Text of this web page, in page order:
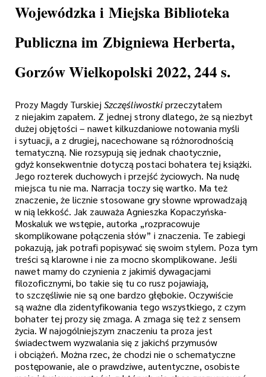
Wojewódzka i Miejska Biblioteka
Publiczna im Zbigniewa Herberta,
Gorzów Wielkopolski 2022, 244 s.
Prozy Magdy Turskiej Szczęśliwostkiprzeczytałem
z niejakim zapałem. Z jednej strony dlatego, że są niezbyt
dużej objętości – nawet kilkuzdaniowe notowania myśli
i sytuacji, a z drugiej, nacechowane są różnorodnością
tematyczną. Nie rozsypują się jednak chaotycznie,
gdyż konsekwentnie dotyczą postaci bohatera tej książki.
Jego rozterek duchowych i przejść życiowych. Na nudę
miejsca tu nie ma. Narracja toczy się wartko. Ma też
znaczenie, że licznie stosowane gry słowne wprowadzają
w nią lekkość. Jak zauważa Agnieszka Kopaczyńska-
Moskaluk we wstępie, autorka „rozpracowuje
skomplikowane połączenia słów” i znaczenia. Te zabiegi
pokazują, jak potrafi popisywać się swoim stylem. Poza tym
treści są klarowne i nie za mocno skomplikowane. Jeśli
nawet mamy do czynienia z jakimiś dywagacjami
filozoficznymi, bo takie się tu co rusz pojawiają,
to szczęśliwie nie są one bardzo głębokie. Oczywiście
są ważne dla zidentyfikowania tego wszystkiego, z czym
bohater tej prozy się zmaga. A zmaga się też z sensem
życia. W najogólniejszym znaczeniu ta proza jest
świadectwem wyzwalania się z jakichś przymusów
i obciążeń. Można rzec, że chodzi nie o schematyczne
postępowanie, ale o prawdziwe, autentyczne, osobiste